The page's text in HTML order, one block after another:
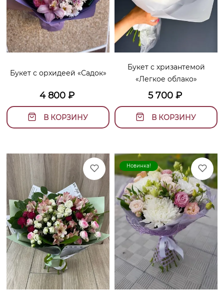
Букет с орхидеей «Садок»
4 800₽
В КОРЗИНУ
Букет с хризантемой
«Легкое облако»
5 700₽
В КОРЗИНУ
Новинка!